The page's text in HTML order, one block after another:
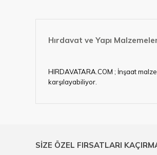
Hırdavat ve Yapı
HIRDAVATARA.COM ; İnşaat
karşılayabiliyor.
çelik cetvel, tel fırça, kalem havya,
SİZE ÖZEL FIRSATLARI